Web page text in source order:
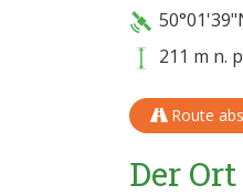
211 m n.
Route
Der